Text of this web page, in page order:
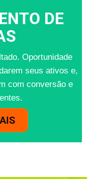
DE
Oportunidade
seus ativos e,
com conversão e